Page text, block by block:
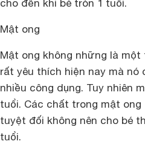
cho đến khi bé tròn 1 tuổi.
Mật ong
Mật ong không những là
rất yêu thích hiện nay mà
nhiều công dụng. Tuy nhiên
tuổi. Các chất trong mật
tuyệt đối không nên cho bé
tuổi.